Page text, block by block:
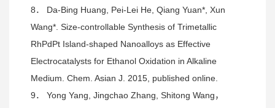
8． Da-Bing Huang, Pei-Lei He, Qiang Yuan*, Xun
Wang*. Size-controllable Synthesis of Trimetallic
RhPdPt Island-shaped Nanoalloys as Effective
Electrocatalysts for Ethanol Oxidation in Alkaline
Medium. Chem. Asian J. 2015, published online.
9． Yong Yang, Jingchao Zhang, Shitong Wang，